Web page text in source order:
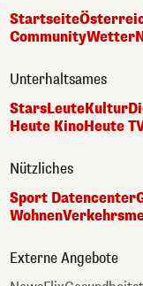
Startseite
CommunityWetter
Unterhaltsames
StarsLeuteKultur
Heute KinoHeute
Nützliches
Sport Datencenter
Wohnen
Externe Angebote